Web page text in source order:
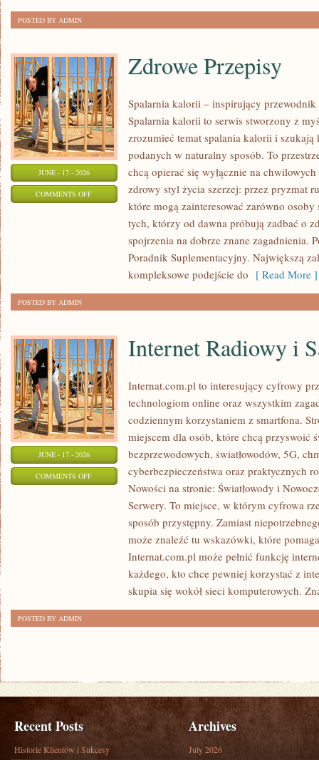
POSTED BY ADMIN
JUNE - 17 - 2026
COMMENTS OFFON
Zdrowe Przepisy
Spalarnia kalorii – inspirujący
Spalarnia kalorii to serwis stworzony z
zrozumieć temat spalania kalorii i
podanych w naturalny sposób. To
chcą opierać się wyłącznie na
zdrowy styl życia szerzej: przez pryzmat
które mogą zainteresować zarówno
tych, którzy od dawna próbują zadbać o
spojrzenia na dobrze znane zagadnienia.
Poradnik Suplementacyjny. Największą
kompleksowe podejście do [ Read More ]
POSTED BY ADMIN
JUNE - 17 - 2026
COMMENTS OFFON
SATELITARNY
Internet Radiowy i
Internat.com.pl to interesujący cyfrowy
technologiom online oraz wszystkim
codziennym korzystaniem z smartfona.
miejscem dla osób, które chcą przyswoić
bezprzewodowych, światłowodów, 5G,
cyberbezpieczeństwa oraz praktycznych
Nowości na stronie: Światłowody i
Serwery. To miejsce, w którym cyfrowa
sposób przystępny. Zamiast
może znaleźć tu wskazówki, które
Internat.com.pl może pełnić funkcję
każdego, kto chce pewniej korzystać z
skupia się wokół sieci komputerowych.
POSTED BY ADMIN
Recent Posts
Historie Klientów i Sukcesy
Archives
July 2026